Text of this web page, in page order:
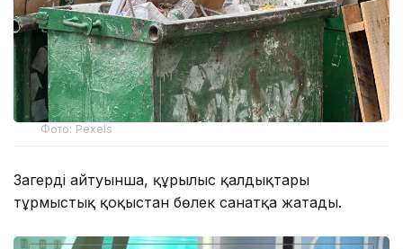
Фото: Pexels
Заңгердің айтуынша, құрылыс қалдықтары
тұрмыстық қоқыстан бөлек санатқа жатады.